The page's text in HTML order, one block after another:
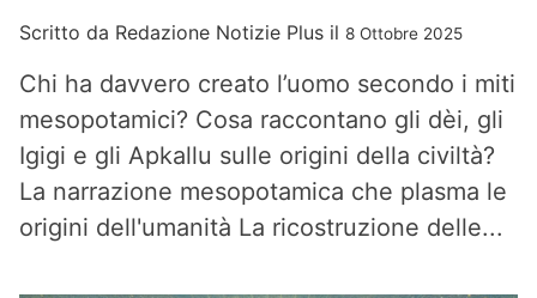
Scritto da Redazione Notizie Plus il 8 Ottobre 2025
Chi ha davvero creato l’uomo secondo i miti
mesopotamici? Cosa raccontano gli dèi, gli
Igigi e gli Apkallu sulle origini della civiltà?
La narrazione mesopotamica che plasma le
origini dell'umanità La ricostruzione delle...